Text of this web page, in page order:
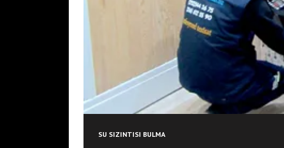
SU SIZINTISI BULMA